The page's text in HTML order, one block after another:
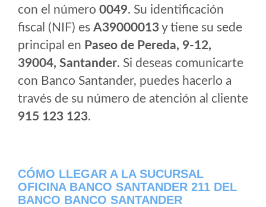
con el número 0049. Su identificación
fiscal (NIF) es A39000013y tiene su sede
principal en Paseo de Pereda, 9-12,
39004, Santander. Si deseas comunicarte
con Banco Santander, puedes hacerlo a
través de su número de atención al cliente
915 123 123.
CÓMO LLEGAR A LA SUCURSAL
OFICINA BANCO SANTANDER 211 DEL
BANCO BANCO SANTANDER